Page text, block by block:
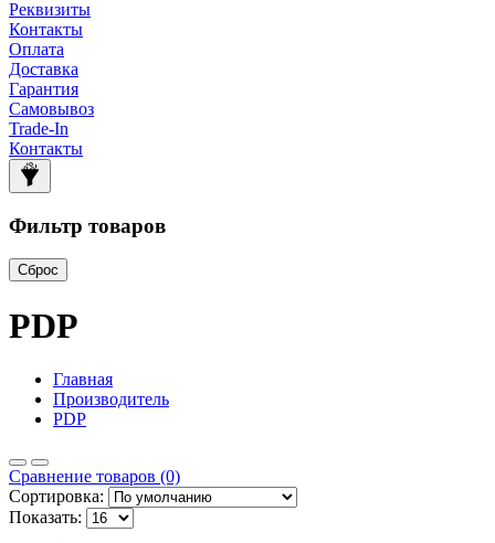
Реквизиты
Контакты
Оплата
Доставка
Гарантия
Самовывоз
Trade-In
Контакты
Фильтр товаров
Сброс
PDP
Главная
Производитель
PDP
Сравнение товаров (0)
Сортировка:
Показать: